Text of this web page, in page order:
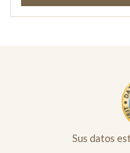
Sus datos